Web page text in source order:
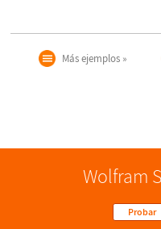
Más ejemplos
Wolfram
Probar